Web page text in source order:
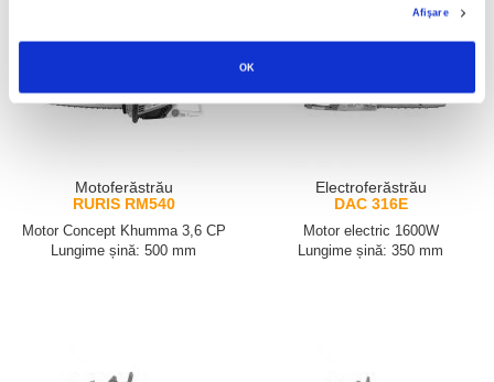
Afişare
OK
Motoferăstrău
RURIS RM540
Motor Concept Khumma 3,6 CP
Lungime șină: 500 mm
Electroferăstrău
DAC 316E
Motor electric 1600W
Lungime șină: 350 mm